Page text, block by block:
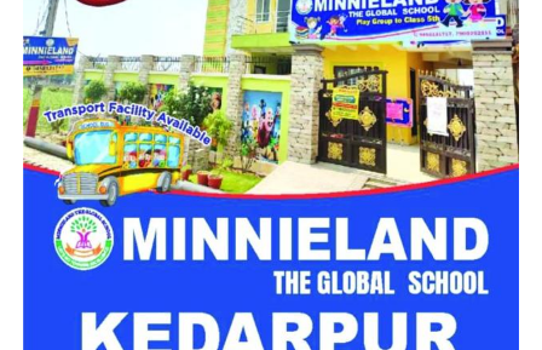
दर्दनाक हादसे में दो लोगों की मौके पर ही मौत
मिली जानकारी के अनुसार, जिला आपातकालीन परिचालन केंद्र को रात
करीब 8:43 बजे दुर्घटना की सूचना प्राप्त हुई। बताया गया कि वाहन संख्या
UK13CA0826 तरसाली के समीप संतुलन खो बैठा और सैकड़ों फीट
गहरी खाई में जा गिरा।
सूचना मिलते ही एसडीआरएफ, एनडीआरएफ, स्थानीय पुलिस और 108
एम्बुलेंस की संयुक्त टीम मौके पर पहुंची। दुर्गम इलाके में कई घंटों तक चले
रेस्क्यू ऑपरेशन के दौरान राहत दल ने खाई में गिरे डंपर तक पहुंचकर दोनों
लोगों को बाहर निकालने का प्रयास किया।